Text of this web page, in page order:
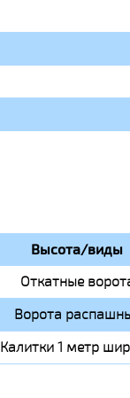
Высота/виды
Откатные
Ворота
Калитки 1 метр